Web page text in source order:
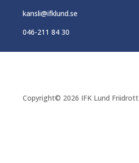
kansli@ifklund.se
046-211 84 30
Copyright© 2026 IFK Lund Friidrott